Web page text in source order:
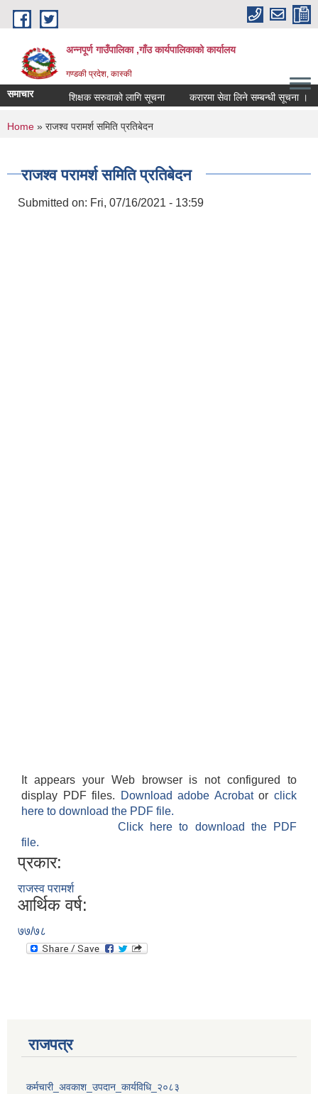
Skip to main content
अन्नपूर्ण गाउँपालिका ,गाँउ कार्यपालिकाको कार्यालय
गण्डकी प्रदेश, कास्की
समाचार शिक्षक सरुवाको लागि सूचना करारमा सेवा लिने सम्बन्धी सूचना ।
You are here
Home » राजश्व परामर्श समिति प्रतिबेदन
राजश्व परामर्श समिति प्रतिबेदन
Submitted on: Fri, 07/16/2021 - 13:59
It appears your Web browser is not configured to
display PDF files.
Download adobe Acrobatorclick
here to download the PDF file.
Click here to download the PDF
file.
प्रकार:
राजस्व परामर्श
आर्थिक वर्ष:
७७/७८
राजपत्र
कर्मचारी_अवकाश_उपदान_कार्यविधि_२०८३